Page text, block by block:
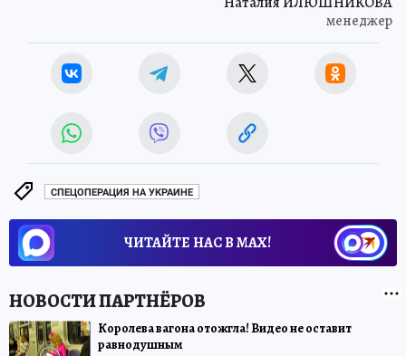
менеджер
СПЕЦОПЕРАЦИЯ НА УКРАИНЕ
ЧИТАЙТЕ НАС В МАХ!
Королева вагона отожгла! Видео не оставит
равнодушным